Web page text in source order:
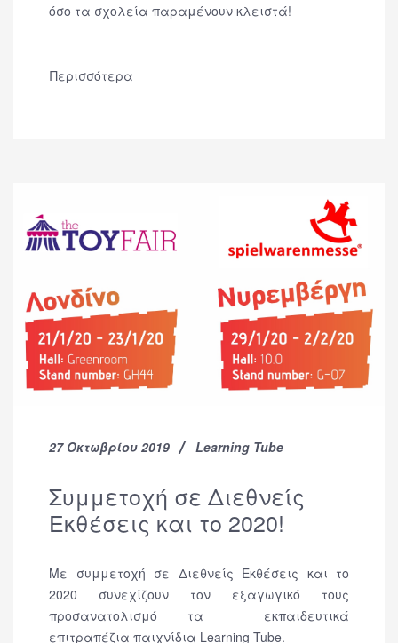
όσο τα σχολεία παραμένουν κλειστά!
Περισσότερα
27 Οκτωβρίου 2019 Learning Tube
Συμμετοχή σε Διεθνείς
Εκθέσεις και το 2020!
Με συμμετοχή σε Διεθνείς Εκθέσεις και το
2020 συνεχίζουν τον εξαγωγικό τους
προσανατολισμό τα εκπαιδευτικά
επιτραπέζια παιχνίδια Learning Tube.